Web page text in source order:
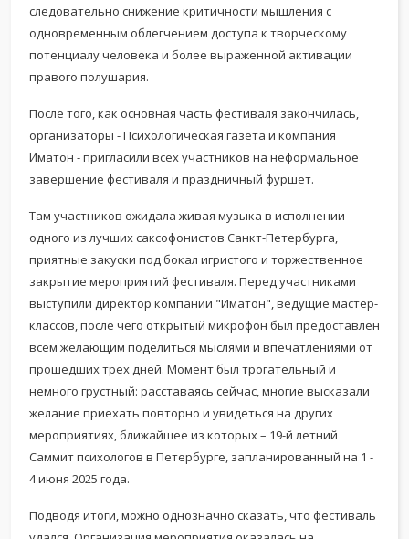
следовательно снижение критичности мышления с
одновременным облегчением доступа к творческому
потенциалу человека и более выраженной активации
правого полушария.
После того, как основная часть фестиваля закончилась,
организаторы - Психологическая газета и компания
Иматон - пригласили всех участников на неформальное
завершение фестиваля и праздничный фуршет.
Там участников ожидала живая музыка в исполнении
одного из лучших саксофонистов Санкт-Петербурга,
приятные закуски под бокал игристого и торжественное
закрытие мероприятий фестиваля. Перед участниками
выступили директор компании "Иматон", ведущие мастер-
классов, после чего открытый микрофон был предоставлен
всем желающим поделиться мыслями и впечатлениями от
прошедших трех дней. Момент был трогательный и
немного грустный: расставаясь сейчас, многие высказали
желание приехать повторно и увидеться на других
мероприятиях, ближайшее из которых – 19-й летний
Саммит психологов в Петербурге, запланированный на 1 -
4 июня 2025 года.
Подводя итоги, можно однозначно сказать, что фестиваль